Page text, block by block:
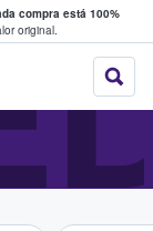
compra está 100%
original.
donde